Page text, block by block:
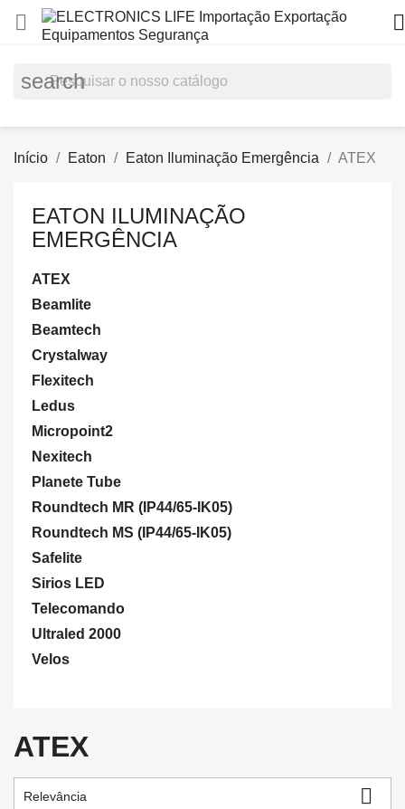
 
search
Início Eaton Eaton Iluminação Emergência ATEX
EATON ILUMINAÇÃO
EMERGÊNCIA
ATEX
Beamlite
Beamtech
Crystalway
Flexitech
Ledus
Micropoint2
Nexitech
Planete Tube
Roundtech MR (IP44/65-IK05)
Roundtech MS (IP44/65-IK05)
Safelite
Sirios LED
Telecomando
Ultraled 2000
Velos
ATEX
Relevância 